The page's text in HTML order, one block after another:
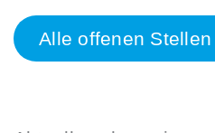
Alle offenen